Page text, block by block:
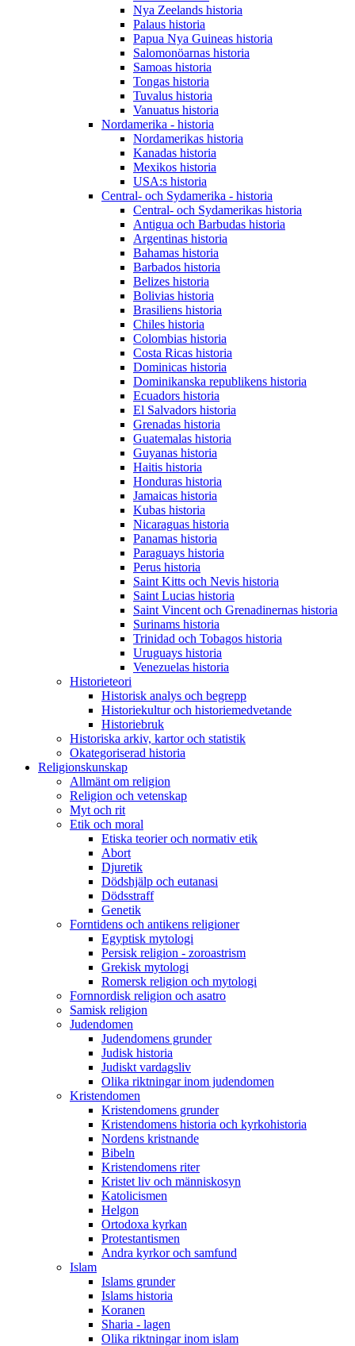
Nya Zeelands historia
Palaus historia
Papua Nya Guineas historia
Salomonöarnas historia
Samoas historia
Tongas historia
Tuvalus historia
Vanuatus historia
Nordamerika - historia
Nordamerikas historia
Kanadas historia
Mexikos historia
USA:s historia
Central- och Sydamerika - historia
Central- och Sydamerikas historia
Antigua och Barbudas historia
Argentinas historia
Bahamas historia
Barbados historia
Belizes historia
Bolivias historia
Brasiliens historia
Chiles historia
Colombias historia
Costa Ricas historia
Dominicas historia
Dominikanska republikens historia
Ecuadors historia
El Salvadors historia
Grenadas historia
Guatemalas historia
Guyanas historia
Haitis historia
Honduras historia
Jamaicas historia
Kubas historia
Nicaraguas historia
Panamas historia
Paraguays historia
Perus historia
Saint Kitts och Nevis historia
Saint Lucias historia
Saint Vincent och Grenadinernas historia
Surinams historia
Trinidad och Tobagos historia
Uruguays historia
Venezuelas historia
Historieteori
Historisk analys och begrepp
Historiekultur och historiemedvetande
Historiebruk
Historiska arkiv, kartor och statistik
Okategoriserad historia
Religionskunskap
Allmänt om religion
Religion och vetenskap
Myt och rit
Etik och moral
Etiska teorier och normativ etik
Abort
Djuretik
Dödshjälp och eutanasi
Dödsstraff
Genetik
Forntidens och antikens religioner
Egyptisk mytologi
Persisk religion - zoroastrism
Grekisk mytologi
Romersk religion och mytologi
Fornnordisk religion och asatro
Samisk religion
Judendomen
Judendomens grunder
Judisk historia
Judiskt vardagsliv
Olika riktningar inom judendomen
Kristendomen
Kristendomens grunder
Kristendomens historia och kyrkohistoria
Nordens kristnande
Bibeln
Kristendomens riter
Kristet liv och människosyn
Katolicismen
Helgon
Ortodoxa kyrkan
Protestantismen
Andra kyrkor och samfund
Islam
Islams grunder
Islams historia
Koranen
Sharia - lagen
Olika riktningar inom islam